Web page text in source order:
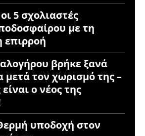
5 σχολιαστές
με τη
επιρροή
βρήκε ξανά
μετά τον χωρισμό της –
ο νέος της
υποδοχή στον